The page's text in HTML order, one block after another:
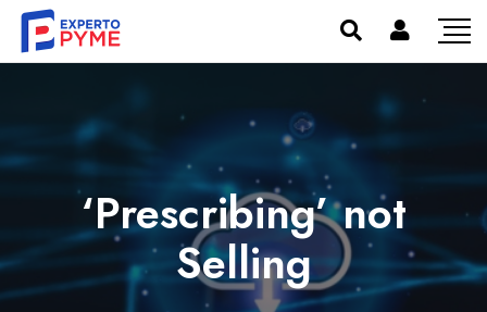
‘Prescribing’ not
Selling